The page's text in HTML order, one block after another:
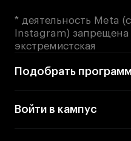
* деятельность Meta
Instagram) запрещена
экстремистская
Подобрать
Войти в кампус